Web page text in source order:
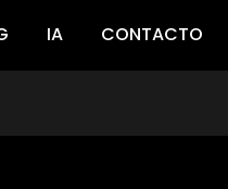
IA CONTACTO